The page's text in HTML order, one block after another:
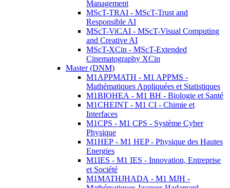
Management
MScT-TRAI - MScT-Trust and
Responsible AI
MScT-ViCAI - MScT-Visual Computing
and Creative AI
MScT-XCin - MScT-Extended
Cinematography XCin
Master (DNM)
M1APPMATH - M1 APPMS -
Mathématiques Appliquées et Statistiques
M1BIOHEA - M1 BH - Biologie et Santé
M1CHEINT - M1 CI - Chimie et
Interfaces
M1CPS - M1 CPS - Système Cyber
Physique
M1HEP - M1 HEP - Physique des Hautes
Energies
M1IES - M1 IES - Innovation, Entreprise
et Société
M1MATHJHADA - M1 MJH -